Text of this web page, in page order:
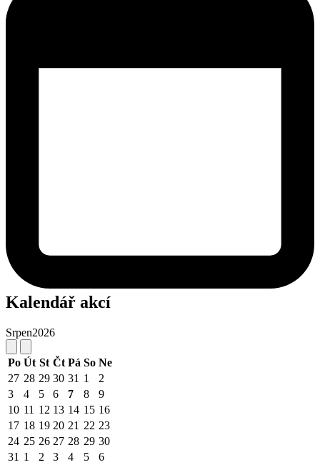
Kalendář akcí
Srpen2026
Po Út St Čt Pá So Ne
27 28 29 30 31 1
2
3
4 5 6 7 8
9
10 11 12 13 14 15 16
17 18 19 20 21 22 23
24 25 26 27 28 29 30
31 1 2 3 4 5 6